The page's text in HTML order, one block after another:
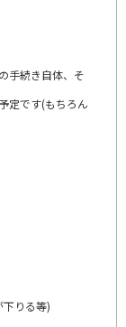
手続き自体、そ
定です(もちろん
りる等)